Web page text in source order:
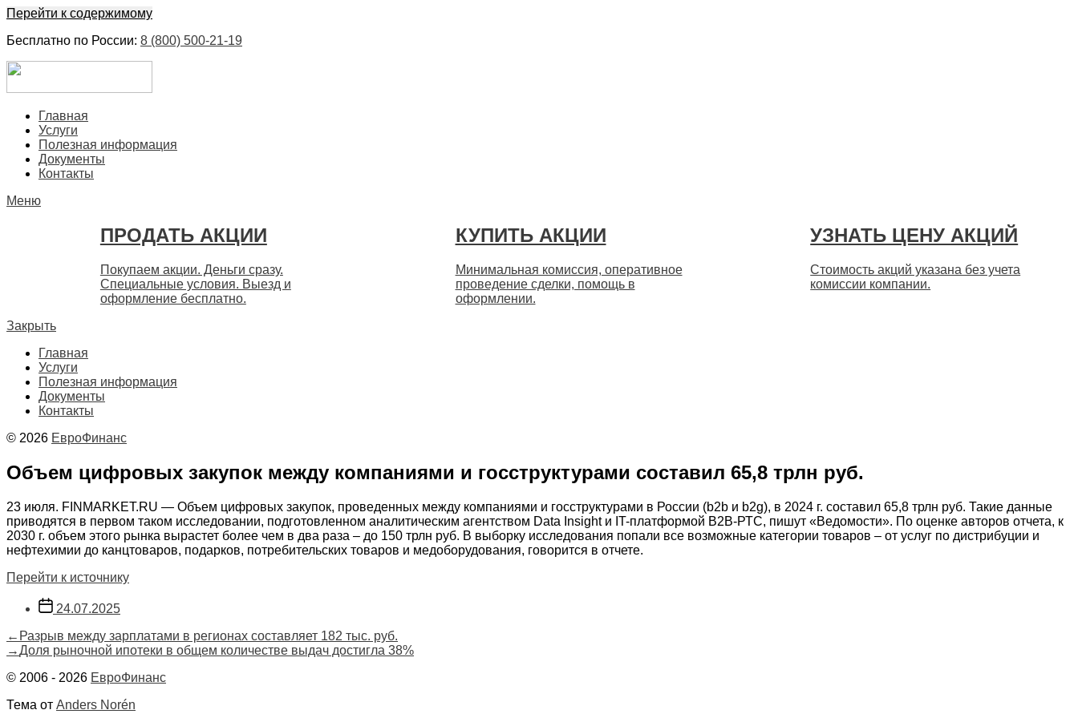
Перейти к содержимому
Бесплатно по России: 8 (800) 500-21-19
Главная
Услуги
Полезная информация
Документы
Контакты
Меню
ПРОДАТЬ АКЦИИ
Покупаем акции. Деньги сразу.
Специальные условия. Выезд и
оформление бесплатно.
КУПИТЬ АКЦИИ
Минимальная комиссия, оперативное
проведение сделки, помощь в
оформлении.
УЗНАТЬ ЦЕНУ АКЦИЙ
Стоимость акций указана без учета
комиссии компании.
Закрыть
Главная
Услуги
Полезная информация
Документы
Контакты
© 2026 ЕвроФинанс
Объем цифровых закупок между компаниями и госструктурами составил 65,8 трлн руб.
23 июля. FINMARKET.RU — Объем цифровых закупок, проведенных между компаниями и госструктурами в России (b2b и b2g), в 2024 г. составил 65,8 трлн руб. Такие данные
приводятся в первом таком исследовании, подготовленном аналитическим агентством Data Insight и IT-платформой B2B-РТС, пишут «Ведомости». По оценке авторов отчета, к
2030 г. объем этого рынка вырастет более чем в два раза – до 150 трлн руб. В выборку исследования попали все возможные категории товаров – от услуг по дистрибуции и
нефтехимии до канцтоваров, подарков, потребительских товаров и медоборудования, говорится в отчете.
Перейти к источнику
Дата
записи
24.07.2025
Навигация
по
записям
← Предыдущая
запись:
Разрыв между зарплатами в регионах составляет 182 тыс. руб.
→ Следующая
Доля рыночной ипотеки в общем количестве выдач достигла 38%
© 2006 - 2026 ЕвроФинанс
Тема от Anders Norén